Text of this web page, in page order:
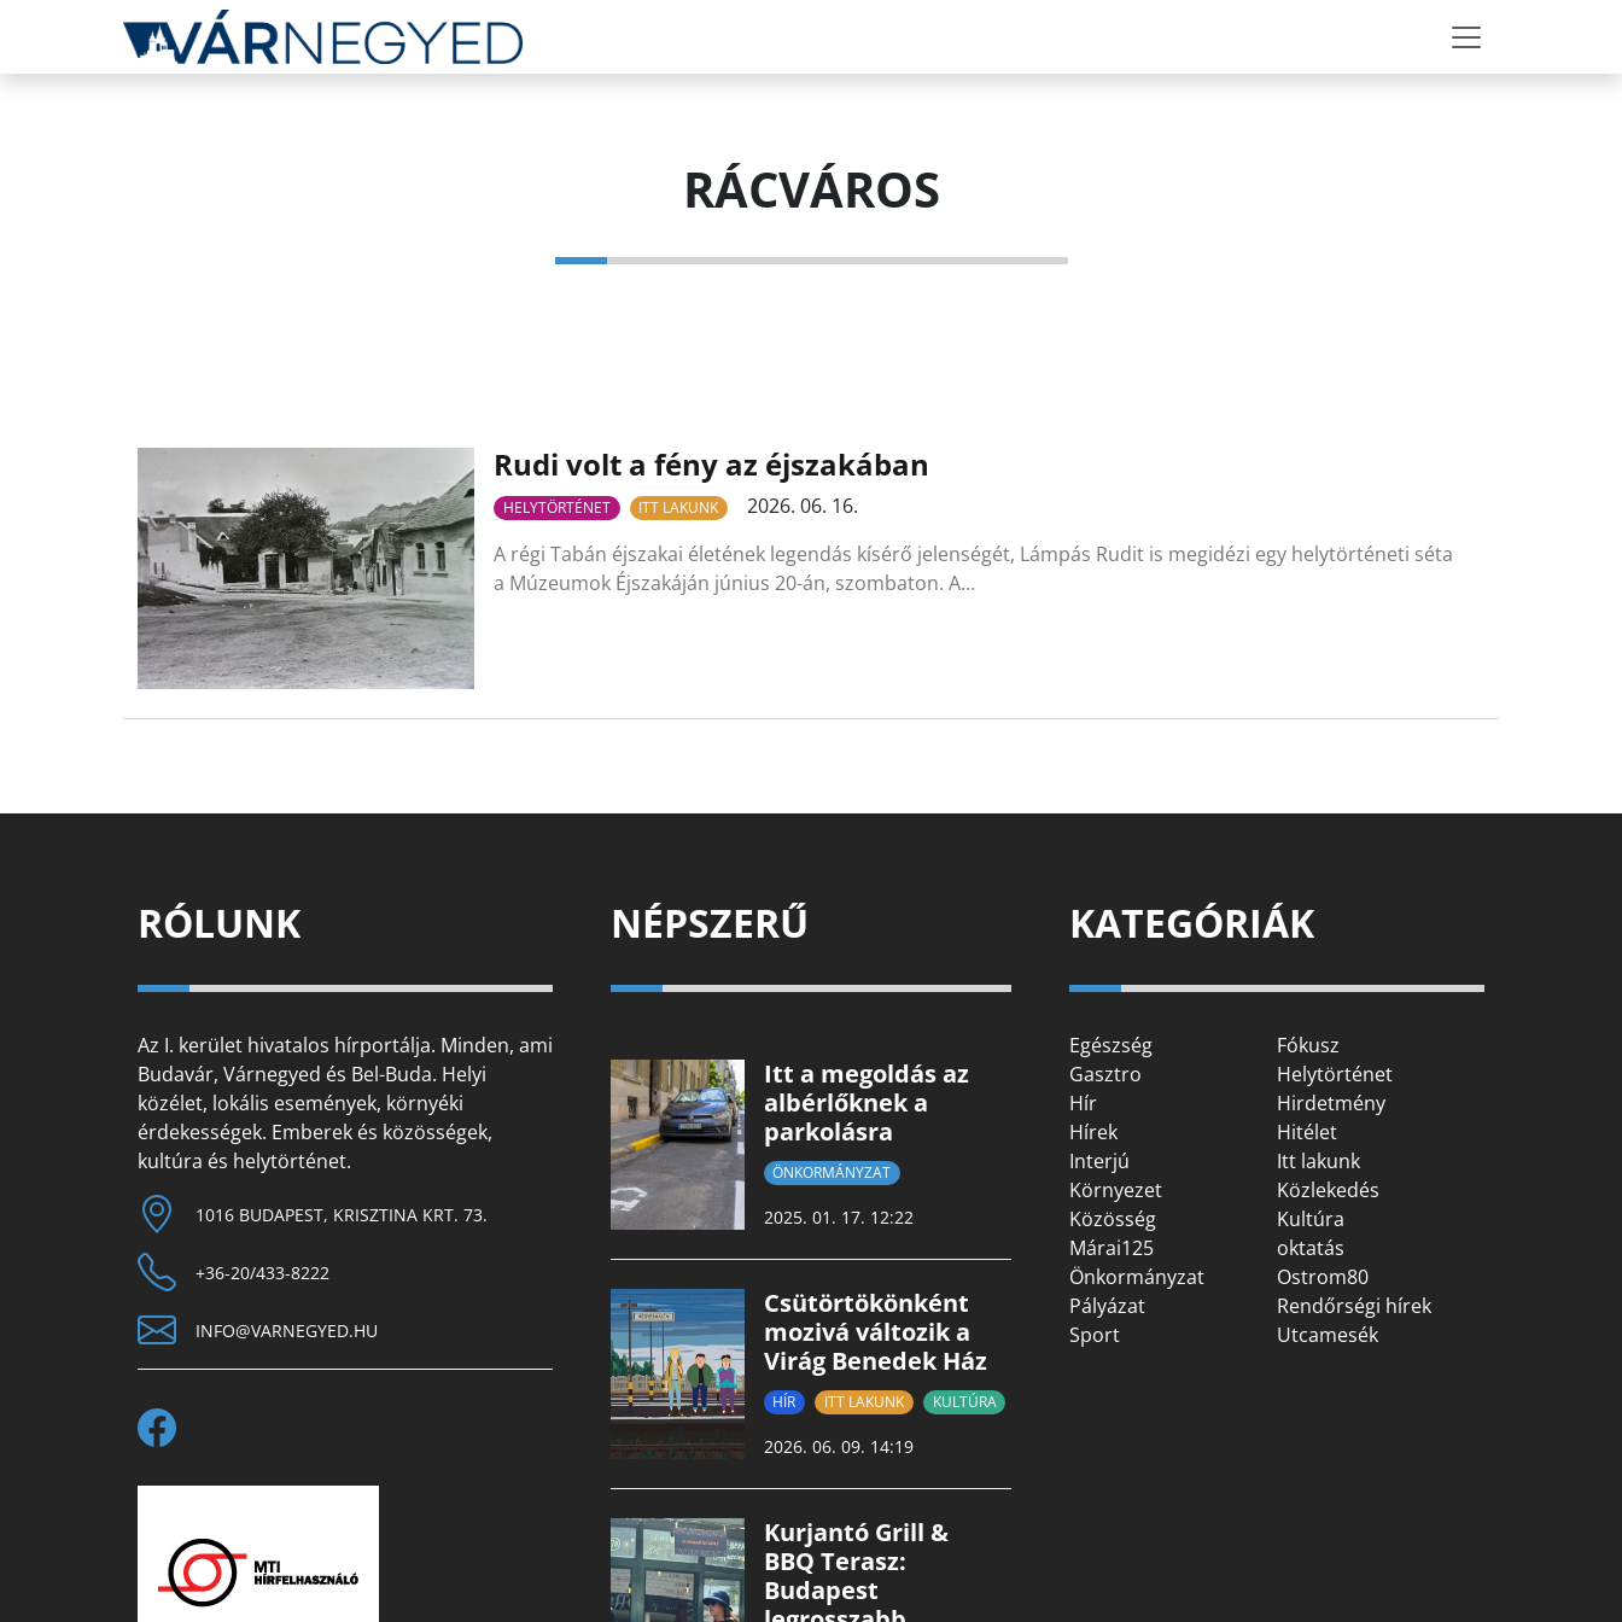
RÁCVÁROS
Rudi volt a fény az éjszakában
HELYTÖRTÉNET ITT LAKUNK
2026. 06. 16.
A régi Tabán éjszakai életének legendás kísérő jelenségét, Lámpás Rudit is megidézi egy helytörténeti séta
a Múzeumok Éjszakáján június 20-án, szombaton. A…
RÓLUNK
Az I. kerület hivatalos hírportálja. Minden, ami
Budavár, Várnegyed és Bel-Buda. Helyi
közélet, lokális események, környéki
érdekességek. Emberek és közösségek,
kultúra és helytörténet.
1016 BUDAPEST, KRISZTINA KRT. 73.
+36-20/433-8222
INFO@VARNEGYED.HU
NÉPSZERŰ
Itt a megoldás az
albérlőknek a
parkolásra
ÖNKORMÁNYZAT
2025. 01. 17. 12:22
Csütörtökönként
mozivá változik a
Virág Benedek Ház
HÍR ITT LAKUNK KULTÚRA
2026. 06. 09. 14:19
Kurjantó Grill &
BBQ Terasz:
Budapest
KATEGÓRIÁK
Egészség
Fókusz
Gasztro
Helytörténet
Hír
Hirdetmény
Hírek
Hitélet
Interjú
Itt lakunk
Környezet
Közlekedés
Közösség
Kultúra
Márai125
oktatás
Önkormányzat
Ostrom80
Pályázat
Rendőrségi hírek
Sport
Utcamesék